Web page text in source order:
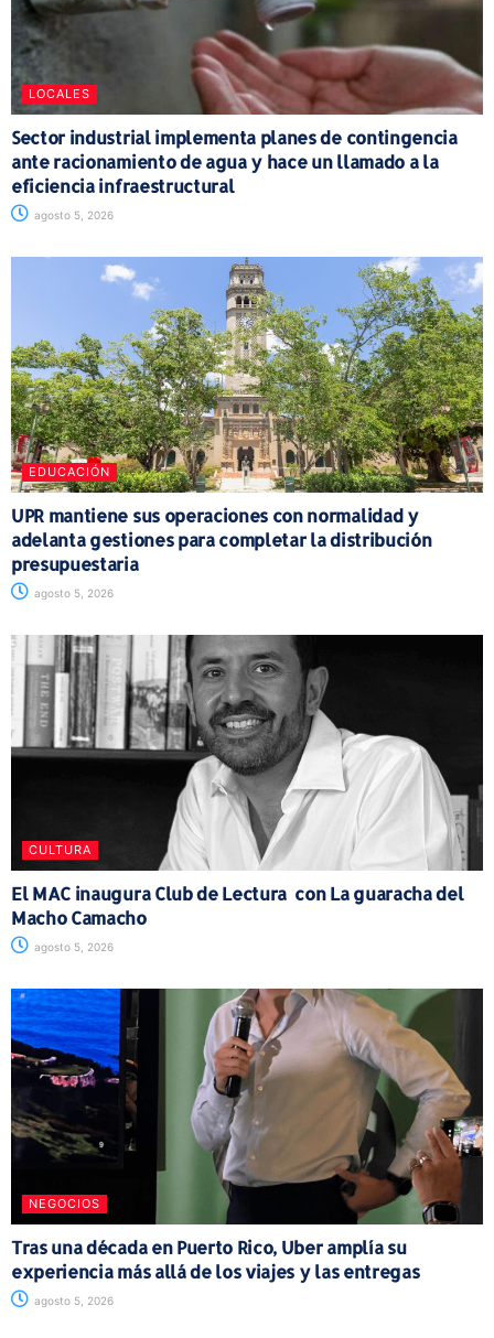
LOCALES
Sector industrial implementa planes de contingencia
ante racionamiento de agua y hace un llamado a la
eficiencia infraestructural
agosto 5, 2026
EDUCACIÓN
UPR mantiene sus operaciones con normalidad y
adelanta gestiones para completar la distribución
presupuestaria
agosto 5, 2026
CULTURA
El MAC inaugura Club de Lectura con La guaracha del
Macho Camacho
agosto 5, 2026
NEGOCIOS
Tras una década en Puerto Rico, Uber amplía su
experiencia más allá de los viajes y las entregas
agosto 5, 2026